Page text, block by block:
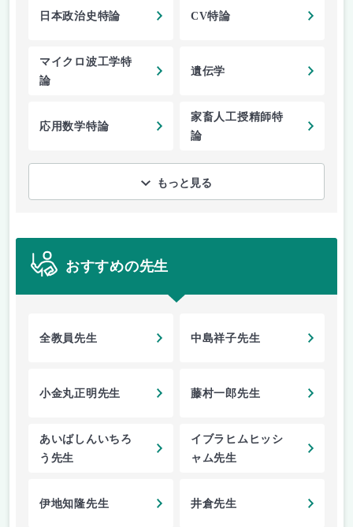
日本政治史特論 CV特論
マイクロ波工学特
論
遺伝学
応用数学特論
家畜人工授精師特
論
もっと見る
おすすめの先生
全教員先生 中島祥子先生
小金丸正明先生 藤村一郎先生
あいばしんいちろ
う先生
イブラヒムヒッシ
ャム先生
伊地知隆先生 井倉先生